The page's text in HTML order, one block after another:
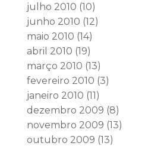
julho 2010 (10)
junho 2010 (12)
maio 2010 (14)
abril 2010 (19)
março 2010 (13)
fevereiro 2010 (3)
janeiro 2010 (11)
dezembro 2009 (8)
novembro 2009 (13)
outubro 2009 (13)